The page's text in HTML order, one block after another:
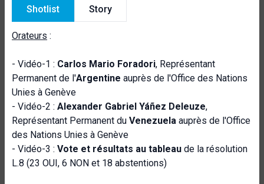
Shotlist Story
Orateurs :
- Vidéo-1 : Carlos Mario Foradori, Représentant
Permanent de l'Argentine auprès de l'Office des Nations
Unies à Genève
- Vidéo-2 : Alexander Gabriel Yáñez Deleuze,
Représentant Permanent du Venezuela auprès de l'Office
des Nations Unies à Genève
- Vidéo-3 : Vote et résultats au tableau de la résolution
L.8 (23 OUI, 6 NON et 18 abstentions)